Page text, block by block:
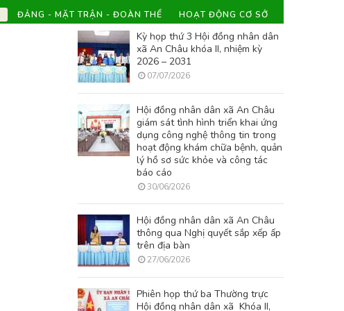
ĐẢNG - MẶT TRẬN - ĐOÀN THỂ HOẠT ĐỘNG CƠ SỞ
Kỳ họp thứ 3 Hội đồng nhân dân
xã An Châu khóa II, nhiệm kỳ
2026 – 2031
07/07/2026
Hội đồng nhân dân xã An Châu
giám sát tình hình triển khai ứng
dụng công nghệ thông tin trong
hoạt động khám chữa bệnh, quản
lý hồ sơ sức khỏe và công tác
báo cáo
30/06/2026
Hội đồng nhân dân xã An Châu
thông qua Nghị quyết sắp xếp ấp
trên địa bàn
27/06/2026
Phiên họp thứ ba Thường trực
Hội đồng nhân dân xã Khóa II,